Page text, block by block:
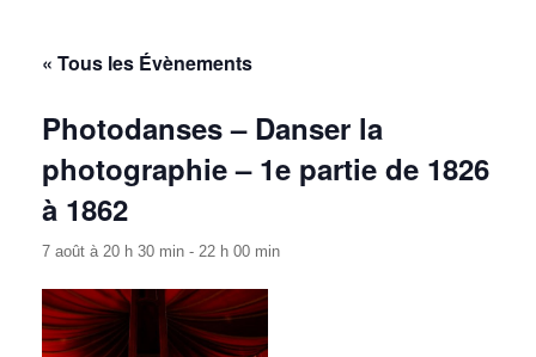
« Tous les Évènements
Photodanses – Danser la
photographie – 1e partie de 1826
à 1862
7 août à 20 h 30 min - 22 h 00 min